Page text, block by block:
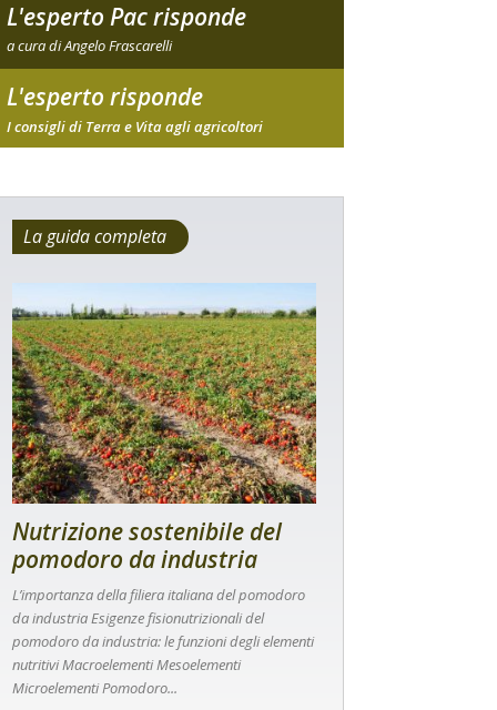
L'esperto Pac risponde
a cura di Angelo Frascarelli
L'esperto risponde
I consigli di Terra e Vita agli agricoltori
La guida completa
Nutrizione sostenibile del
pomodoro da industria
L’importanza della filiera italiana del pomodoro
da industria Esigenze fisionutrizionali del
pomodoro da industria: le funzioni degli elementi
nutritivi Macroelementi Mesoelementi
Microelementi Pomodoro...